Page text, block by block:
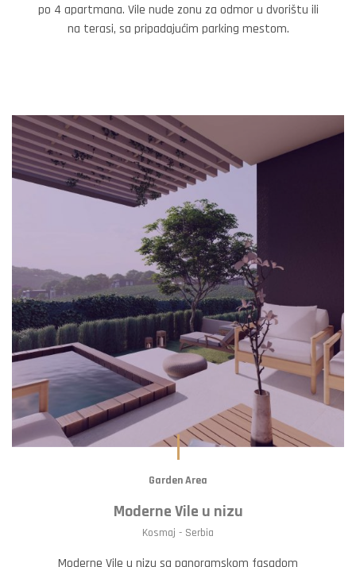
po 4 apartmana. Vile nude zonu za odmor u dvorištu ili
na terasi, sa pripadajućim parking mestom.
Garden Area
Moderne Vile u nizu
Kosmaj - Serbia
Moderne Vile u nizu sa panoramskom fasadom